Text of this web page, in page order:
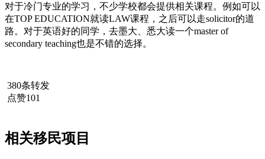
对于冷门专业的学习，不少学校都会提供相关课程。例如可以
在TOP EDUCATION就读LAW课程，之后可以走solicitor的道
路。对于英语好的同学，去墨大、悉大读一个master of
secondary teaching也是不错的选择。
380条转发
点赞101
相关移民项目